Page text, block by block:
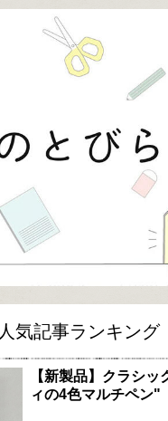
人気記事ランキング
【新製品】クラシッ
ィの4色マルチペン"